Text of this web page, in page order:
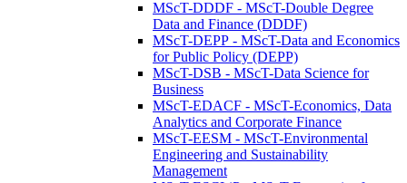
MScT-DDDF - MScT-Double Degree
Data and Finance (DDDF)
MScT-DEPP - MScT-Data and Economics
for Public Policy (DEPP)
MScT-DSB - MScT-Data Science for
Business
MScT-EDACF - MScT-Economics, Data
Analytics and Corporate Finance
MScT-EESM - MScT-Environmental
Engineering and Sustainability
Management